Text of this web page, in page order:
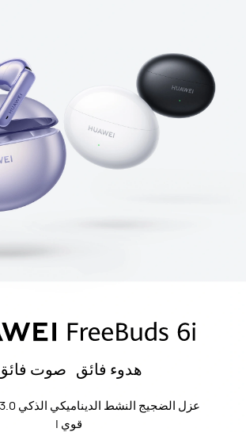
هدوء فائق صوت
قوي |